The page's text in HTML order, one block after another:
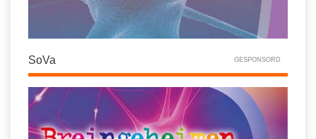
Huiswerkbegeleider worden
SoVa GESPONSORD